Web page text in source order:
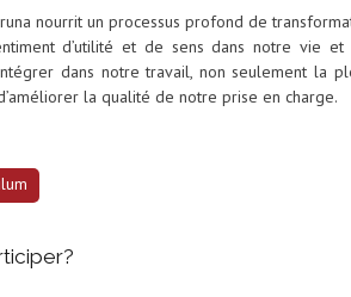
nourrit un processus profond de
d’utilité et de sens dans notre vie
dans notre travail, non seulement la
la qualité de notre prise en charge.